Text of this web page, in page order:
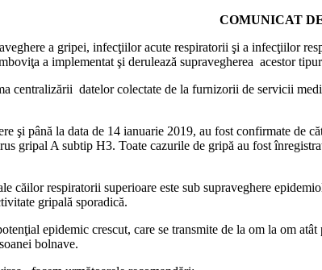
COMUNICAT
a gripei, infecţiilor acute respiratorii şi a infecţiilor
Publică Dâmboviţa a
datelor colectate de la furnizorii de servicii
la data de 14 ianuarie 2019, au fost confirmate de
gripal A subtip H3. Toate cazurile de gripă au fost
respiratorii superioare este sub supraveghere
gripală sporadică.
epidemic crescut, care se transmite de la om la om atât
bolnave.